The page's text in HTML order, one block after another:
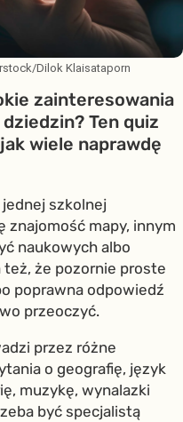
Dilok Klaisataporn
zainteresowania
Ten quiz
wiele naprawdę
szkolnej
znajomość mapy, innym
naukowych albo
że pozornie proste
poprawna odpowiedź
przeoczyć.
przez różne
o geografię, język
muzykę, wynalazki
być specjalistą